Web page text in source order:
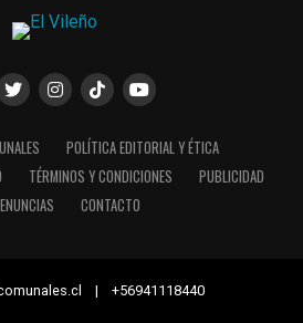
POLÍTICA EDITORIAL Y ÉTICA
TÉRMINOS Y CONDICIONES
PUBLICIDAD
CONTACTO
| +56941118440